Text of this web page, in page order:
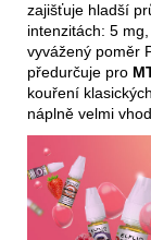
zajišťuje hladší
intenzitách: 5
vyvážený poměr
předurčuje pro
kouření
náplně velmi